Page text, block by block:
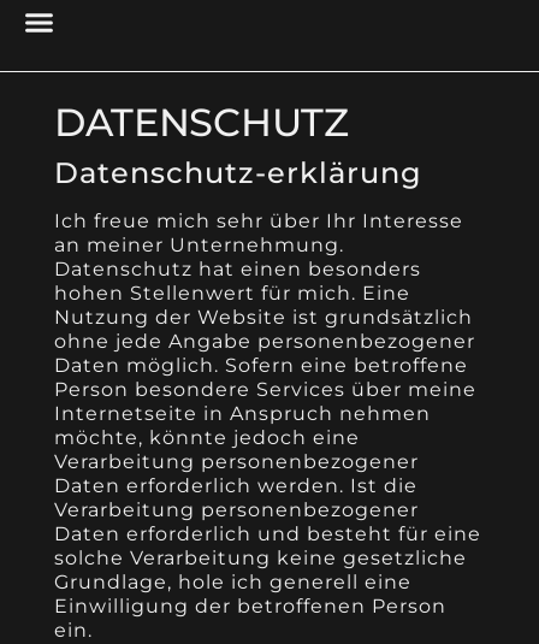
DATENSCHUTZ
Datenschutz-erklärung
Ich freue mich sehr über Ihr Interesse
an meiner Unternehmung.
Datenschutz hat einen besonders
hohen Stellenwert für mich. Eine
Nutzung der Website ist grundsätzlich
ohne jede Angabe personenbezogener
Daten möglich. Sofern eine betroffene
Person besondere Services über meine
Internetseite in Anspruch nehmen
möchte, könnte jedoch eine
Verarbeitung personenbezogener
Daten erforderlich werden. Ist die
Verarbeitung personenbezogener
Daten erforderlich und besteht für eine
solche Verarbeitung keine gesetzliche
Grundlage, hole ich generell eine
Einwilligung der betroffenen Person
ein.